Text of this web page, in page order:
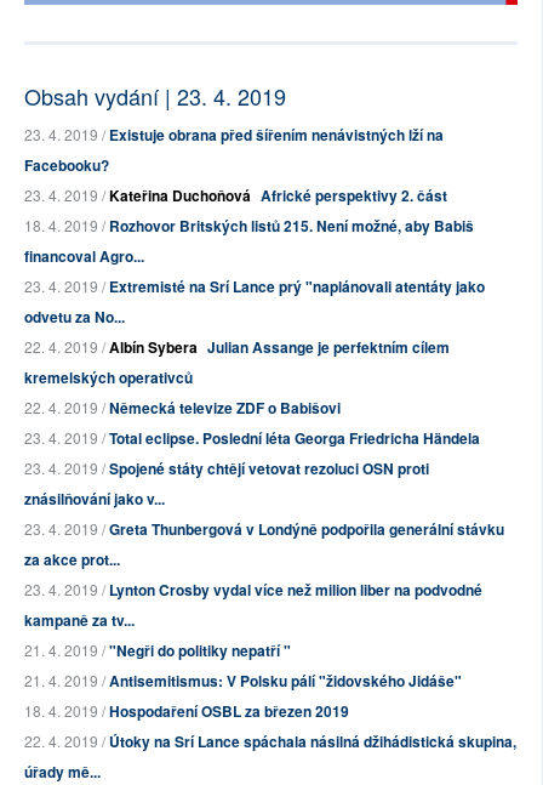
Obsah vydání | 23. 4. 2019
23. 4. 2019 /Existuje obrana před šířením nenávistných lží na
Facebooku?
23. 4. 2019 /Kateřina Duchoňová Africké perspektivy 2. část
18. 4. 2019 /Rozhovor Britských listů 215. Není možné, aby Babiš
financoval Agro...
23. 4. 2019 /Extremisté na Srí Lance prý "naplánovali atentáty jako
odvetu za No...
22. 4. 2019 /Albín Sybera Julian Assange je perfektním cílem
kremelských operativců
22. 4. 2019 /Německá televize ZDF o Babišovi
23. 4. 2019 /Total eclipse. Poslední léta Georga Friedricha Händela
23. 4. 2019 /Spojené státy chtějí vetovat rezoluci OSN proti
znásilňování jako v...
23. 4. 2019 /Greta Thunbergová v Londýně podpořila generální stávku
za akce prot...
23. 4. 2019 /Lynton Crosby vydal více než milion liber na podvodné
kampaně za tv...
21. 4. 2019 /"Negři do politiky nepatří "
21. 4. 2019 /Antisemitismus: V Polsku pálí "židovského Jidáše"
18. 4. 2019 /Hospodaření OSBL za březen 2019
22. 4. 2019 /Útoky na Srí Lance spáchala násilná džihádistická skupina,
úřady mě...